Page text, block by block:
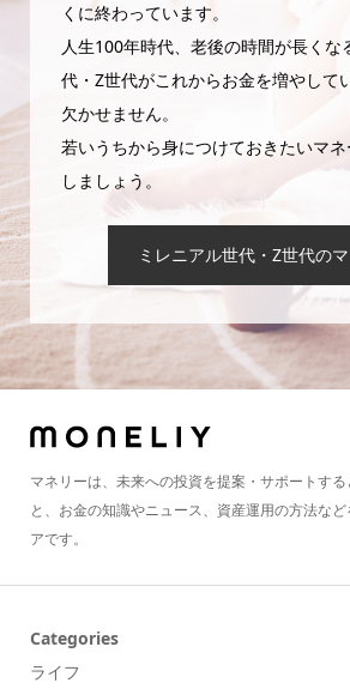
くに終わっています。
人生100年時代、老後の時間が長くな
代・Z世代がこれからお金を増やして
欠かせません。
若いうちから身につけておきたいマ
しましょう。
ミレニアル世代・Z世代の
マネリーは、未来への投資を提案・サポートす
と、お金の知識やニュース、資産運用の方法な
アです。
Categories
ライフ